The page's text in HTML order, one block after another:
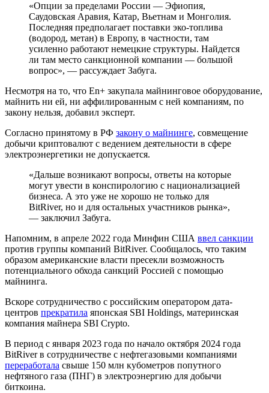
«Опции за пределами России — Эфиопия,
Саудовская Аравия, Катар, Вьетнам и Монголия.
Последняя предполагает поставки эко-топлива
(водород, метан) в Европу, в частности, там
усиленно работают немецкие структуры. Найдется
ли там место санкционной компании — большой
вопрос», — рассуждает Забуга.
Несмотря на то, что En+ закупала майнинговое оборудование,
майнить ни ей, ни аффилированным с ней компаниям, по
закону нельзя, добавил эксперт.
Согласно принятому в РФ закону о майнинге, совмещение
добычи криптовалют с ведением деятельности в сфере
электроэнергетики не допускается.
«Дальше возникают вопросы, ответы на которые
могут увести в конспирологию с национализацией
бизнеса. А это уже не хорошо не только для
BitRiver, но и для остальных участников рынка»,
— заключил Забуга.
Напомним, в апреле 2022 года Минфин США ввел санкции
против группы компаний BitRiver. Сообщалось, что таким
образом американские власти пресекли возможность
потенциального обхода санкций Россией с помощью
майнинга.
Вскоре сотрудничество с российским оператором дата-
центров прекратила японская SBI Holdings, материнская
компания майнера SBI Crypto.
В период с января 2023 года по начало октября 2024 года
BitRiver в сотрудничестве с нефтегазовыми компаниями
переработала свыше 150 млн кубометров попутного
нефтяного газа (ПНГ) в электроэнергию для добычи
биткоина.